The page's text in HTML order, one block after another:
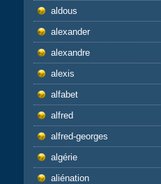
aldous
alexander
alexandre
alexis
alfabet
alfred
alfred-georges
algérie
aliénation